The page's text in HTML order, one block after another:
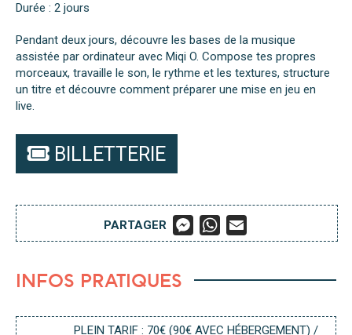
Durée : 2 jours
Pendant deux jours, découvre les bases de la musique
assistée par ordinateur avec Miqi O. Compose tes propres
morceaux, travaille le son, le rythme et les textures, structure
un titre et découvre comment préparer une mise en jeu en
live.
BILLETTERIE
PARTAGER
M
E
S
N
R
W
H
A
A
A
INFOS PRATIQUES
PLEIN TARIF : 70€ (90€ AVEC HÉBERGEMENT) /